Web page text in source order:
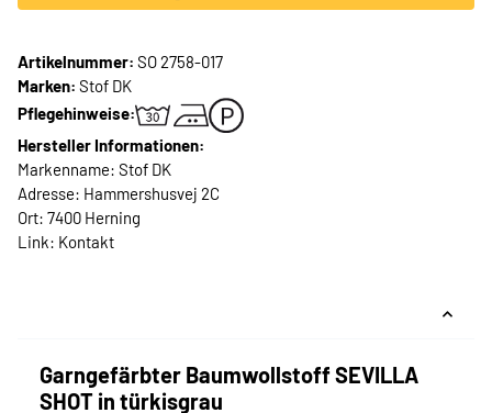
Artikelnummer: SO 2758-017
Marken: Stof DK
Pflegehinweise:
Hersteller Informationen:
Markenname: Stof DK
Adresse: Hammershusvej 2C
Ort: 7400 Herning
Link: Kontakt
Garngefärbter Baumwollstoff SEVILLA
SHOT in türkisgrau